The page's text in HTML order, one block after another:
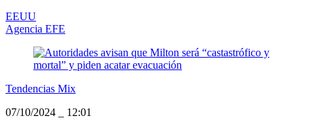
EEUU
Agencia EFE
Tendencias Mix
07/10/2024
12:01